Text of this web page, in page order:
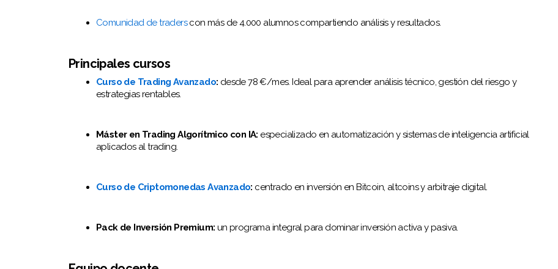
Comunidad de traderscon más de 4.000 alumnos compartiendo análisis y resultados.
Principales cursos
Curso de Trading Avanzado: desde 78 €/mes. Ideal para aprender análisis técnico, gestión del riesgo y
estrategias rentables.
Máster en Trading Algorítmico con IA: especializado en automatización y sistemas de inteligencia artificial
aplicados al trading.
Curso de Criptomonedas Avanzado: centrado en inversión en Bitcoin, altcoins y arbitraje digital.
Pack de Inversión Premium: un programa integral para dominar inversión activa y pasiva.